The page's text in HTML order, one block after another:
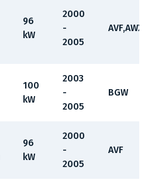
96
kW
2000
-
2005
AVF,AWX
100
kW
2003
-
2005
BGW
96
kW
2000
-
2005
AVF